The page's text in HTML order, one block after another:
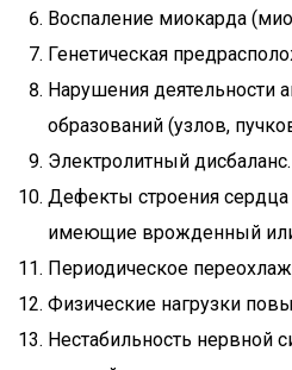
Воспаление миокарда
Генетическая
Нарушения деятельности
образований (узлов,
Электролитный дисбаланс.
Дефекты строения
имеющие врожденный или
Периодическое
Физические нагрузки
Нестабильность нервной